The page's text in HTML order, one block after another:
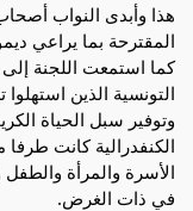
هذا وأبدى النواب
المقترحة بما يراعي
كما استمعت اللجنة
التونسية الذين
وتوفير سبل الحياة
الكنفدرالية كانت
الأسرة والمرأة
في ذات الغرض.